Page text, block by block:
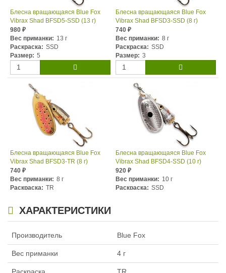
Блесна вращающаяся Blue Fox
Vibrax Shad BFSD5-SSD (13 г)
980 ₽
Вес приманки: 13 г
Раскраска: SSD
Размер: 5
Блесна вращающаяся Blue Fox
Vibrax Shad BFSD3-SSD (8 г)
740 ₽
Вес приманки: 8 г
Раскраска: SSD
Размер: 3
Блесна вращающаяся Blue Fox
Vibrax Shad BFSD3-TR (8 г)
740 ₽
Вес приманки: 8 г
Раскраска: TR
Блесна вращающаяся Blue Fox
Vibrax Shad BFSD4-SSD (10 г)
920 ₽
Вес приманки: 10 г
Раскраска: SSD
ХАРАКТЕРИСТИКИ
Производитель Blue Fox
Вес приманки 4 г